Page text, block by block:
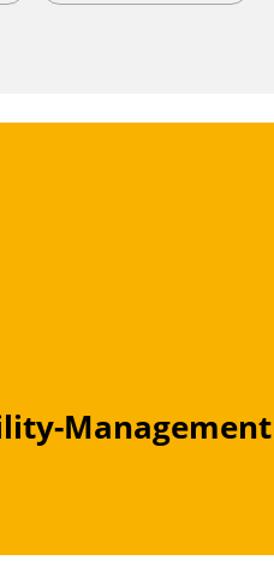
Management